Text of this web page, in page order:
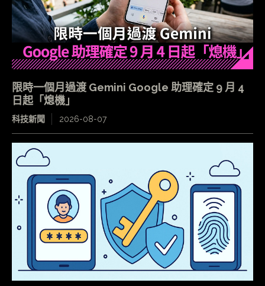
限時一個月過渡 Gemini Google 助理確定 9 月 4
日起「熄機」
科技新聞 2026-08-07